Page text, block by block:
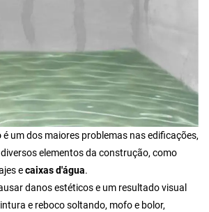
é um dos maiores problemas nas edificações,
elementos da construção, como
ecaixas d'água.
danos estéticos e um resultado visual
e reboco soltando, mofo e bolor,